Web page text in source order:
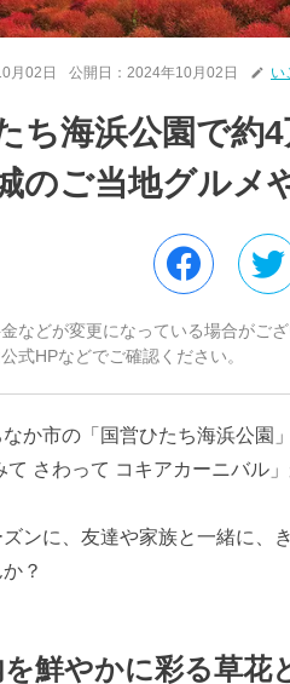
月02日 公開日： 2024年10月02日 い
ち海浜公園で約
ご当地グルメ
などが変更になっている場合がござ
式HPなどでご確認ください。
か市の「国営ひたち海浜公園
て さわって コキアカーニバル」
ンに、友達や家族と一緒に、
？
鮮やかに彩る草花